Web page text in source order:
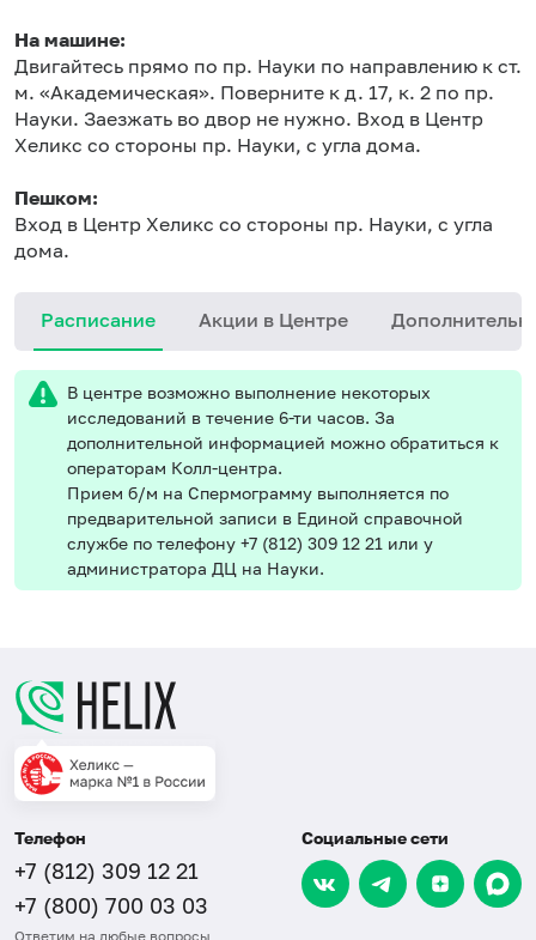
На машине:
Двигайтесь прямо по пр. Науки по направлению к ст.
м. «Академическая». Поверните к д. 17, к. 2 по пр.
Науки. Заезжать во двор не нужно. Вход в Центр
Хеликс со стороны пр. Науки, с угла дома.
Пешком:
Вход в Центр Хеликс со стороны пр. Науки, с угла
дома.
Расписание Акции в Центре
В центре возможно выполнение некоторых
исследований в течение 6-ти часов. За
дополнительной информацией можно обратиться к
операторам Колл-центра.
Прием б/м на Спермограмму выполняется по
предварительной записи в Единой справочной
службе по телефону +7 (812) 309 12 21 или у
администратора ДЦ на Науки.
Телефон
+7 (812) 309 12 21
+7 (800) 700 03 03
Ответим на любые вопросы
Социальные сети